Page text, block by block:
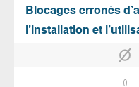
Blocages erronés
l’installation et
0